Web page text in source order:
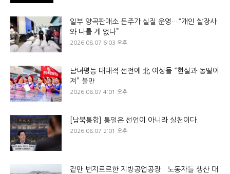
일부 양곡판매소 돈주가 실질 운영…“개인 쌀장사
와 다를 게 없다”
2026.08.07 6:03 오후
남녀평등 대대적 선전에 北 여성들 “현실과 동떨어
져” 불만
2026.08.07 4:01 오후
[남북통합] 통일은 선언이 아니라 실천이다
2026.08.07 2:01 오후
겉만 번지르르한 지방공업공장…노동자들 생산 대